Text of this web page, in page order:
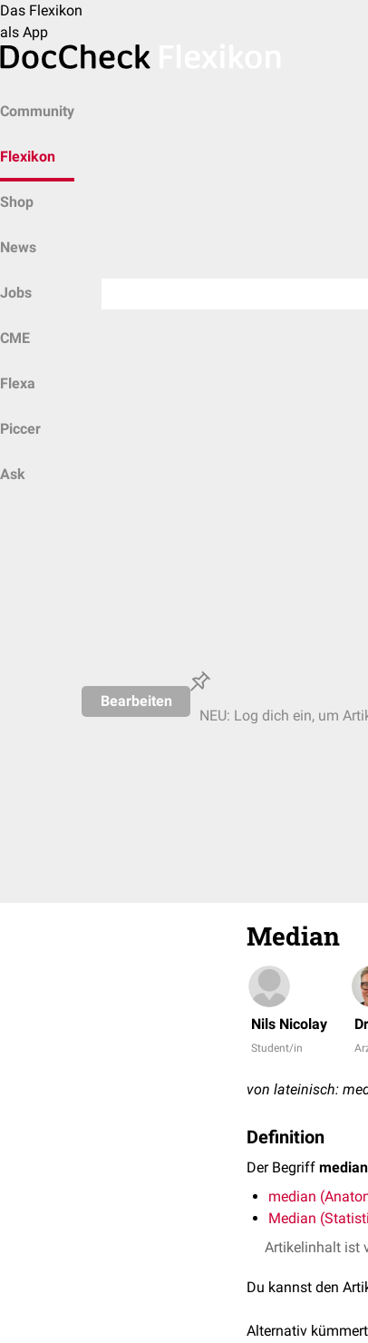
Das Flexikon
als App
Community
Flexikon
Shop
News
Jobs
CME
Flexa
Piccer
Ask
Bearbeiten
NEU: Log dich ein, um
Median
Nils Nicolay
Student/in
von lateinisch:
Definition
Der Begriff median
median
Median
Artikelinhalt ist
Du kannst den
Alternativ